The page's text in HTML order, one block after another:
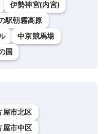
伊勢神宮(内宮)
駅朝霧高原
中京競馬場
国
屋市北区
屋市中区